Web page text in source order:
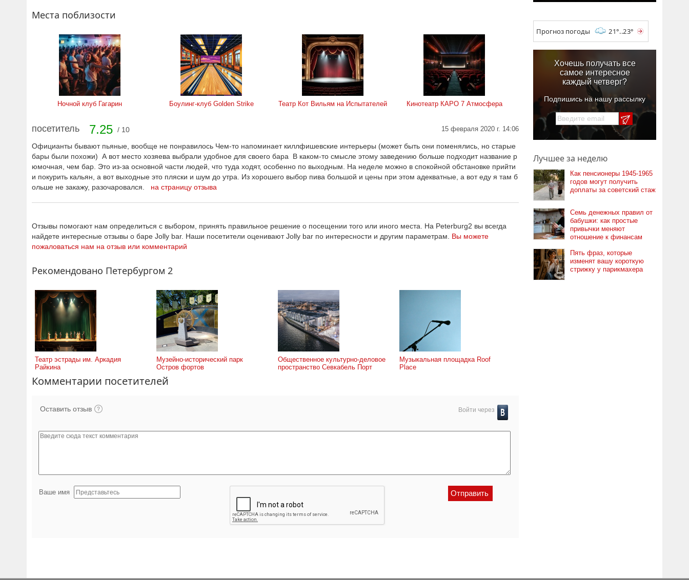
Места поблизости
Ночной клуб Гагарин Боулинг-клуб Golden Strike Театр Кот Вильям на Испытателей Кинотеатр КАРО 7 Атмосфера
посетитель 7.25 / 10 15 февраля 2020 г. 14:06
Официанты бывают пьяные, вообще не понравилось Чем-то напоминает киллфишевские интерьеры (может быть они поменялись, но старые
бары были похожи) А вот место хозяева выбрали удобное для своего бара В каком-то смысле этому заведению больше подходит название р
юмочная, чем бар. Это из-за основной части людей, что туда ходят, особенно по выходным. На неделе можно в спокойной обстановке прийти
и покурить кальян, а вот выходные это пляски и шум до утра. Из хорошего выбор пива большой и цены при этом адекватные, а вот еду я там б
ольше не закажу, разочаровался. на страницу отзыва
Отзывы помогают нам определиться с выбором, принять правильное решение о посещении того или иного места. На Peterburg2 вы всегда
найдете интересные отзывы о баре Jolly bar. Наши посетители оценивают Jolly bar по интересности и другим параметрам. Вы можете
пожаловаться нам на отзыв или комментарий
Рекомендовано Петербургом 2
Театр эстрады им. Аркадия
Райкина
Музейно-исторический парк
Остров фортов
Общественное культурно-деловое
пространство Севкабель Порт
Музыкальная площадка Roof
Place
Комментарии посетителей
Оставить отзыв Войти через
Ваше имя
Прогноз погоды 21°..23°
Хочешь получать все
самое интересное
каждый четверг?
Подпишись на нашу рассылку
Лучшее за неделю
Как пенсионеры 1945-1965
годов могут получить
доплаты за советский стаж
Семь денежных правил от
бабушки: как простые
привычки меняют
отношение к финансам
Пять фраз, которые
изменят вашу короткую
стрижку у парикмахера